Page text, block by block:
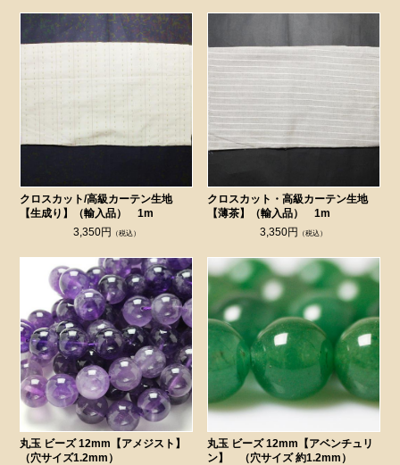
クロスカット/高級カーテン生地
【生成り】（輸入品） 1m
3,350円
（税込）
クロスカット・高級カーテン生地
【薄茶】（輸入品） 1m
3,350円
（税込）
丸玉 ビーズ 12mm【アメジスト】
（穴サイズ1.2mm）
丸玉 ビーズ 12mm【アベンチュリ
ン】 （穴サイズ 約1.2mm）